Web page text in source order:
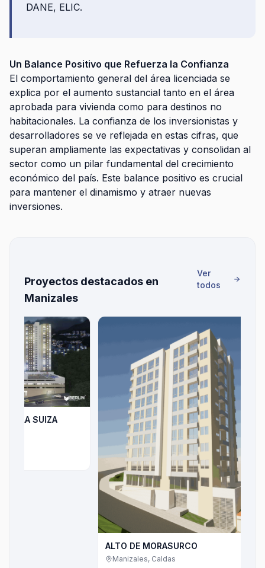
DANE, ELIC.
Un Balance Positivo que Refuerza la Confianza
El comportamiento general del área licenciada se
explica por el aumento sustancial tanto en el área
aprobada para vivienda como para destinos no
habitacionales. La confianza de los inversionistas y
desarrolladores se ve reflejada en estas cifras, que
superan ampliamente las expectativas y consolidan al
sector como un pilar fundamental del crecimiento
económico del país. Este balance positivo es crucial
para mantener el dinamismo y atraer nuevas
inversiones.
Proyectos destacados en
Manizales
Ver
todos
ALTO DE MORASURCO
Manizales, Caldas
ALTOS